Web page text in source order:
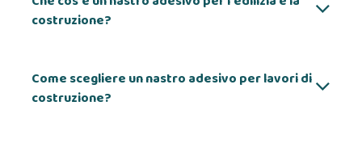
costruzione?
Come scegliere un nastro adesivo per lavori di
costruzione?